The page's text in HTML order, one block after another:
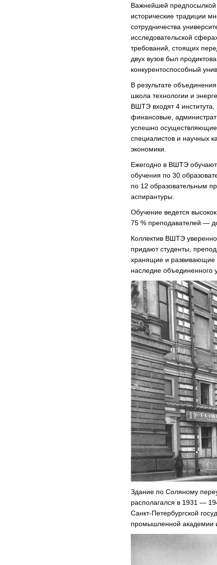
Важнейшей
исторические традиции
сотрудничества
исследовательской
требований, стоящих
двух вузов был
конкурентоспособный
В результате
школа технологии и
ВШТЭ входят 4
финансовые,
успешно осуществляющие
специалистов и научных
экономики.
Ежегодно в ВШТЭ
обучения по 30
по 12 образовательным
аспирантуры.
Обучение ведется
75 % преподавателей —
Коллектив ВШТЭ
придают студенты,
хранящие и развивающие
наследие объединенного
Здание по Соляному
располагался в 1931 —
Санкт-Петербургской
промышленной академии